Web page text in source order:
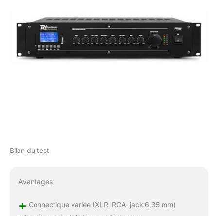
Bilan du test
Avantages
+ Connectique variée (XLR, RCA, jack 6,35 mm)